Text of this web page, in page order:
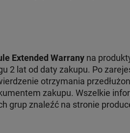
Extended Warranyna
2 lat od daty zakupu. Po
otrzymania
zakupu. Wszelkie
grup znaleźć na stronie